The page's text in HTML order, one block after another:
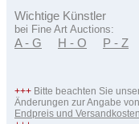
Wichtige Künstler
bei Fine Art Auctions:
A - G H - O P - Z
+++ Bitte beachten Sie
Änderungen zur Angabe von
Endpreis und Versandkosten